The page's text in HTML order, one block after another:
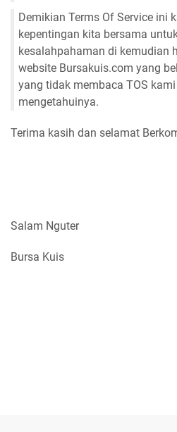
Demikian Terms Of Service ini
kepentingan kita bersama
kesalahpahaman di kemudian
website Bursakuis.com yang
yang tidak membaca TOS
mengetahuinya.
Terima kasih dan selamat
Salam Nguter
Bursa Kuis